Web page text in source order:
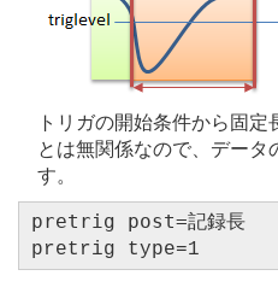
トリガの開始条件から固
とは無関係なので、データ
す。
pretrig post=記録長
pretrig type=1